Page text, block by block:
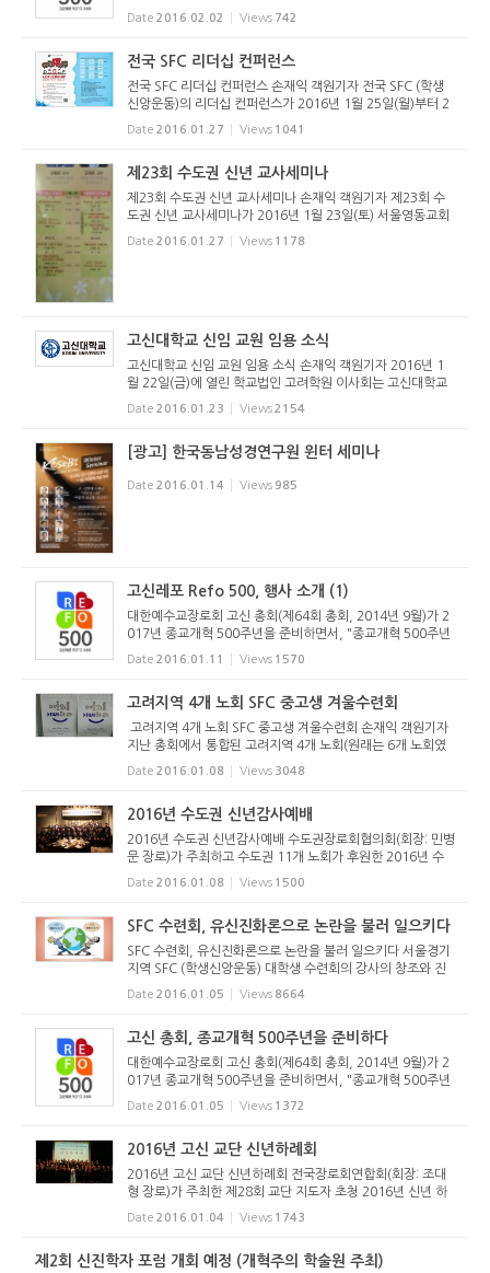
준비위원회"(위원장: 박영호 목사)를 구성하고 2015년 제65
회 총회에서 중요사업을 인준하였습니다. 이에 위 위원회의 주
Date 2016.02.02 Views 742
전국 SFC 리더십 컨퍼런스
전국 SFC 리더십 컨퍼런스 손재익 객원기자 전국 SFC (학생
신앙운동)의 리더십 컨퍼런스가 2016년 1월 25일(월)부터 2
9일(금)까지 고려신학대학원에서 열렸다. 전국, 지방, 지구,
교회, U, 학원의 위원 및 알돌, 그 외 참여를 희망하는 운동원
Date 2016.01.27 Views 1041
제23회 수도권 신년 교사세미나
제23회 수도권 신년 교사세미나 손재익 객원기자 제23회 수
도권 신년 교사세미나가 2016년 1월 23일(토) 서울영동교회
당과 서울영천교회당에서 분산 개최되었다. 매년 겨울에 진행
되는 수도권 신년 교사세미나는 수도권주일학교연합회협의회
Date 2016.01.27 Views 1178
고신대학교 신임 교원 임용 소식
고신대학교 신임 교원 임용 소식 손재익 객원기자 2016년 1
월 22일(금)에 열린 학교법인 고려학원 이사회는 고신대학교
신학과에 새로운 교원임용을 결정했다. 우병훈 박사와 채경락
박사로 각각 정년트랙과 비정년트랙 교수로 임용이 결정되었
Date 2016.01.23 Views2154
[광고] 한국동남성경연구원 윈터 세미나
Date 2016.01.14 Views 985
고신레포 Refo 500, 행사 소개 (1)
대한예수교장로회 고신 총회(제64회 총회, 2014년 9월)가 2
017년 종교개혁 500주년을 준비하면서, "종교개혁 500주년
준비위원회"(위원장: 박영호 목사)를 구성하고 2015년 제65
회 총회에서 중요사업을 인준하였습니다. 이에 위 위원회의 주
Date 2016.01.11 Views 1570
고려지역 4개 노회 SFC 중고생 겨울수련회
고려지역 4개 노회 SFC 중고생 겨울수련회 손재익 객원기자
지난 총회에서 통합된 고려지역 4개 노회(원래는 6개 노회였
으나 2개 노회가 통합되어 현재는 4개 노회)의 중고등부 SFC
겨울수련회가 2016년 1월 5일(화)부터 8일(금)까지 3박 4일
Date 2016.01.08 Views 3048
2016년 수도권 신년감사예배
2016년 수도권 신년감사예배 수도권장로회협의회(회장: 민병
문 장로)가 주최하고 수도권 11개 노회가 후원한 2016년 수
도권 신년감사예배가 2016년 1월 7일(목) 오전 7시에 그랜드
엠버서더호텔(장충동)에서 드려졌다. 총회장 신상현 목사는
Date 2016.01.08 Views 1500
SFC 수련회, 유신진화론으로 논란을 불러 일으키다
SFC 수련회, 유신진화론으로 논란을 불러 일으키다 서울경기
지역 SFC (학생신앙운동) 대학생 수련회의 강사의 창조와 진
화에 대한 발언이 문제가 되어 SNS를 달구었다. 지난 2015년
12월 28일부터 31일까지 고려신학대학원에서 열린 이 수련
Date 2016.01.05 Views 8664
고신 총회, 종교개혁 500주년을 준비하다
대한예수교장로회 고신 총회(제64회 총회, 2014년 9월)가 2
017년 종교개혁 500주년을 준비하면서, "종교개혁 500주년
준비위원회"(위원장: 박영호 목사)를 구성하고 2015년 제65
회 총회에서 중요사업을 인준하였습니다. 이에 위 위원회의 주
Date 2016.01.05 Views 1372
2016년 고신 교단 신년하례회
2016년 고신 교단 신년하례회 전국장로회연합회(회장: 조대
형 장로)가 주최한 제28회 교단 지도자 초청 2016년 신년 하
례회가 1월 4일(월) 오전 11시 호텔인터불고(대구시 산격동)
에서 열렸다. 고신 교단 산하 모든 기관 관계자들 및 전국 36
Date 2016.01.04 Views 1743
제2회 신진학자 포럼 개회 예정 (개혁주의 학술원 주최)